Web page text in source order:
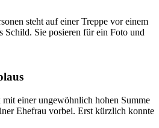
einer ungewöhnlich hohen Summe
Ehefrau vorbei. Erst kürzlich konnte